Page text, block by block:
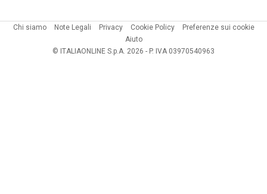
Chi siamo Note Legali Privacy Cookie Policy
Preferenze sui cookie
Aiuto
© ITALIAONLINE S.p.A. 2026 - P. IVA 03970540963